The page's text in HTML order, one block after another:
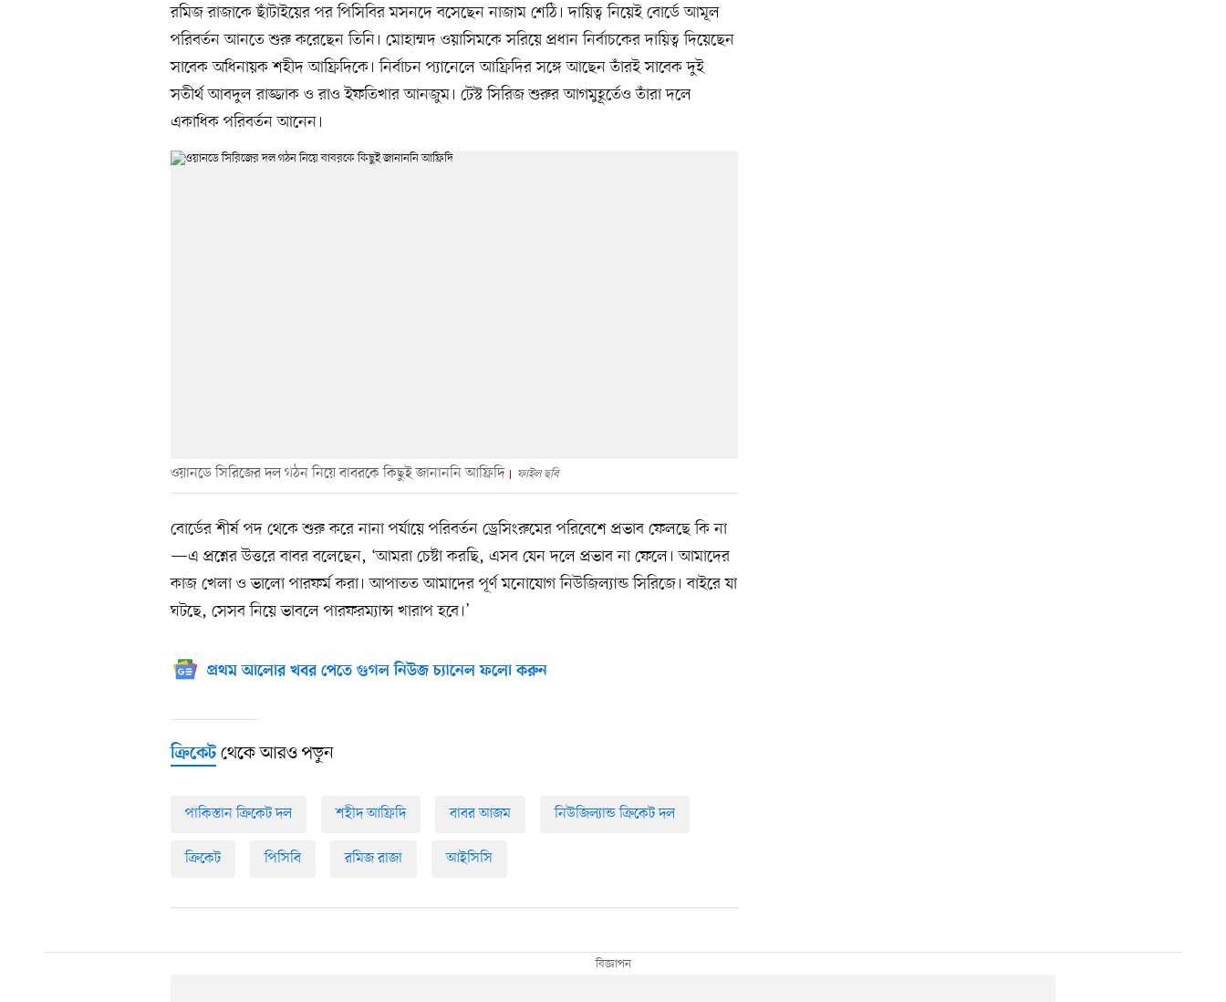
রমিজ রাজাকে ছাঁটাইয়ের পর পিসিবির মসনদে বসেছেন নাজাম শেঠি। দায়িত্ব নিয়েই বোর্ডে আমূল
পরিবর্তন আনতে শুরু করেছেন তিনি। মোহাম্মদ ওয়াসিমকে সরিয়ে প্রধান নির্বাচকের দায়িত্ব দিয়েছেন
সাবেক অধিনায়ক শহীদ আফ্রিদিকে। নির্বাচন প্যানেলে আফ্রিদির সঙ্গে আছেন তাঁরই সাবেক দুই
সতীর্থ আবদুল রাজ্জাক ও রাও ইফতিখার আনজুম। টেস্ট সিরিজ শুরুর আগমুহূর্তেও তাঁরা দলে
একাধিক পরিবর্তন আনেন।
ওয়ানডে সিরিজের দল গঠন নিয়ে বাবরকে কিছুই জানাননি আফ্রিদি ফাইল ছবি
বোর্ডের শীর্ষ পদ থেকে শুরু করে নানা পর্যায়ে পরিবর্তন ড্রেসিংরুমের পরিবেশে প্রভাব ফেলছে কি না
—এ প্রশ্নের উত্তরে বাবর বলেছেন, ‘আমরা চেষ্টা করছি, এসব যেন দলে প্রভাব না ফেলে। আমাদের
কাজ খেলা ও ভালো পারফর্ম করা। আপাতত আমাদের পূর্ণ মনোযোগ নিউজিল্যান্ড সিরিজে। বাইরে যা
ঘটছে, সেসব নিয়ে ভাবলে পারফরম্যান্স খারাপ হবে।’
প্রথম আলোর খবর পেতে গুগল নিউজ চ্যানেল ফলো করুন
ক্রিকেটথেকে আরও পড়ুন
পাকিস্তান ক্রিকেট দল শহীদ আফ্রিদি বাবর আজম নিউজিল্যান্ড ক্রিকেট দল
ক্রিকেট পিসিবি রমিজ রাজা আইসিসি